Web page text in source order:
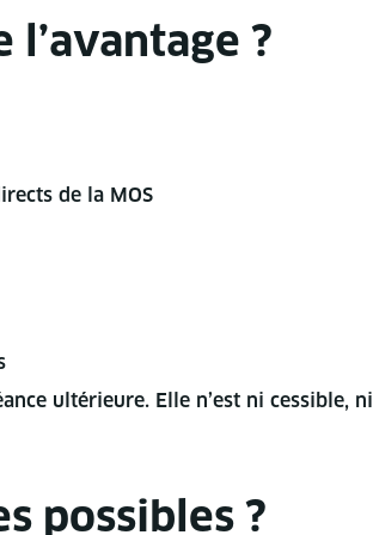
?
de la MOS
ultérieure. Elle n’est ni cessible, ni
possibles ?